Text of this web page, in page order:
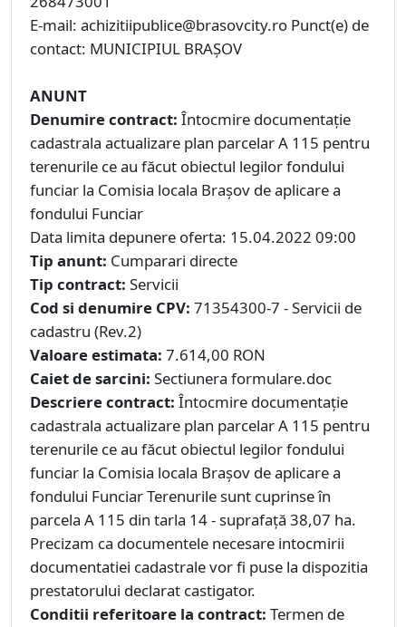
E-mail: achizitiipublice@brasovcity.ro Punct(e) de
contact: MUNICIPIUL BRAȘOV
ANUNT
Denumire contract: Întocmire documentație
cadastrala actualizare plan parcelar A 115 pentru
terenurile ce au făcut obiectul legilor fondului
funciar la Comisia locala Brașov de aplicare a
fondului Funciar
Data limita depunere oferta: 15.04.2022 09:00
Tip anunt: Cumparari directe
Tip contract: Servicii
Cod si denumire CPV: 71354300-7 - Servicii de
cadastru (Rev.2)
Valoare estimata: 7.614,00 RON
Caiet de sarcini: Sectiunera formulare.doc
Descriere contract: Întocmire documentație
cadastrala actualizare plan parcelar A 115 pentru
terenurile ce au făcut obiectul legilor fondului
funciar la Comisia locala Brașov de aplicare a
fondului Funciar Terenurile sunt cuprinse în
parcela A 115 din tarla 14 - suprafață 38,07 ha.
Precizam ca documentele necesare intocmirii
documentatiei cadastrale vor fi puse la dispozitia
prestatorului declarat castigator.
Conditii referitoare la contract: Termen de